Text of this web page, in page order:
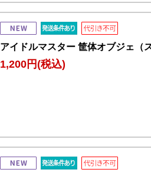
アイドルマスター 筐体オブジェ（
1,200円(税込)